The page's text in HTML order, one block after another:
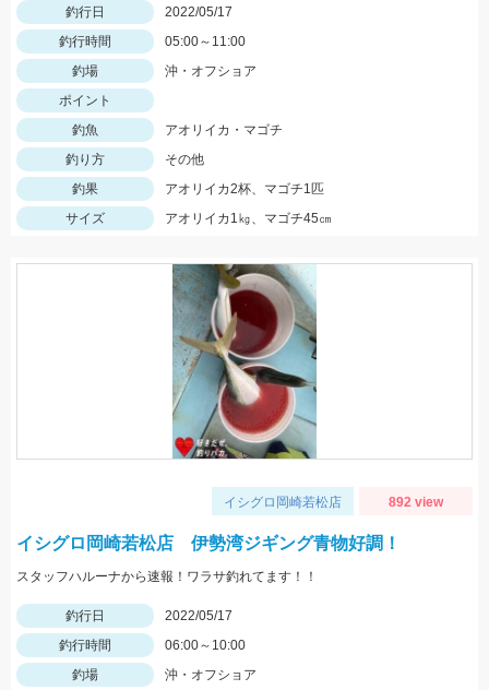
釣行日
2022/05/17
釣行時間
05:00～11:00
釣場
沖・オフショア
ポイント
釣魚
アオリイカ・マゴチ
釣り方
その他
釣果
アオリイカ2杯、マゴチ1匹
サイズ
アオリイカ1㎏、マゴチ45㎝
イシグロ岡崎若松店 892 view
イシグロ岡崎若松店 伊勢湾ジギング青物好調！
スタッフハルーナから速報！ワラサ釣れてます！！
釣行日
2022/05/17
釣行時間
06:00～10:00
釣場
沖・オフショア